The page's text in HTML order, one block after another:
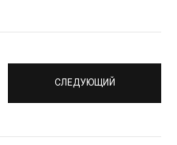
СЛЕДУЮЩИЙ